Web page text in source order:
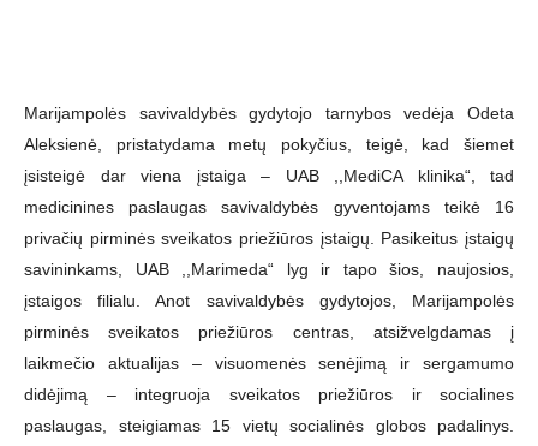
Marijampolės savivaldybės gydytojo tarnybos vedėja Odeta
Aleksienė, pristatydama metų pokyčius, teigė, kad šiemet
įsisteigė dar viena įstaiga – UAB ,,MediCA klinika“, tad
medicinines paslaugas savivaldybės gyventojams teikė 16
privačių pirminės sveikatos priežiūros įstaigų. Pasikeitus įstaigų
savininkams, UAB ,,Marimeda“ lyg ir tapo šios, naujosios,
įstaigos filialu. Anot savivaldybės gydytojos, Marijampolės
pirminės sveikatos priežiūros centras, atsižvelgdamas į
laikmečio aktualijas – visuomenės senėjimą ir sergamumo
didėjimą – integruoja sveikatos priežiūros ir socialines
paslaugas, steigiamas 15 vietų socialinės globos padalinys.